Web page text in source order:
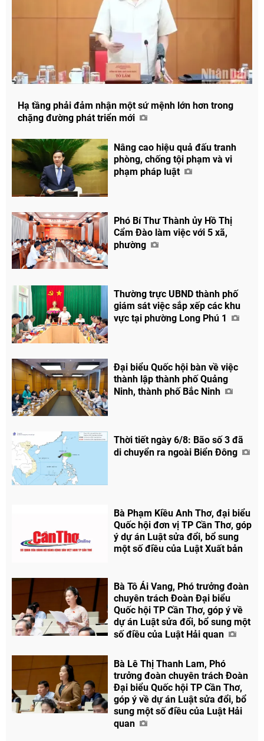
Facebook
Hạ tầng phải đảm nhận một sứ mệnh lớn hơn trong
chặng đường phát triển mới
Nâng cao hiệu quả đấu tranh
phòng, chống tội phạm và vi
phạm pháp luật
Phó Bí Thư Thành ủy Hồ Thị
Cẩm Đào làm việc với 5 xã,
phường
Thường trực UBND thành phố
giám sát việc sắp xếp các khu
vực tại phường Long Phú 1
Đại biểu Quốc hội bàn về việc
thành lập thành phố Quảng
Ninh, thành phố Bắc Ninh
Thời tiết ngày 6/8: Bão số 3 đã
di chuyển ra ngoài Biển Đông
Bà Phạm Kiều Anh Thơ, đại biểu
Quốc hội đơn vị TP Cần Thơ, góp
ý dự án Luật sửa đổi, bổ sung
một số điều của Luật Xuất bản
Bà Tô Ái Vang, Phó trưởng đoàn
chuyên trách Đoàn Đại biểu
Quốc hội TP Cần Thơ, góp ý về
dự án Luật sửa đổi, bổ sung một
số điều của Luật Hải quan
Bà Lê Thị Thanh Lam, Phó
trưởng đoàn chuyên trách Đoàn
Đại biểu Quốc hội TP Cần Thơ,
góp ý về dự án Luật sửa đổi, bổ
sung một số điều của Luật Hải
quan